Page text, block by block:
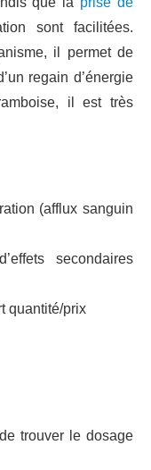
sont facilitées.
il permet de
regain d’énergie
il est très
(afflux sanguin
secondaires
quantité/prix
trouver le dosage